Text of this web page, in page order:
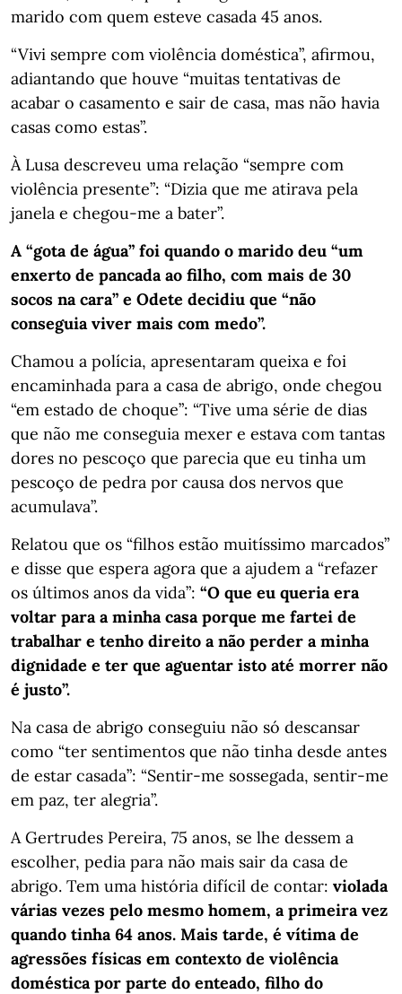
marido com quem esteve casada 45 anos.
“Vivi sempre com violência doméstica”, afirmou,
adiantando que houve “muitas tentativas de
acabar o casamento e sair de casa, mas não havia
casas como estas”.
À Lusa descreveu uma relação “sempre com
violência presente”: “Dizia que me atirava pela
janela e chegou-me a bater”.
A “gota de água” foi quando o marido deu “um
enxerto de pancada ao filho, com mais de 30
socos na cara” e Odete decidiu que “não
conseguia viver mais com medo”.
Chamou a polícia, apresentaram queixa e foi
encaminhada para a casa de abrigo, onde chegou
“em estado de choque”: “Tive uma série de dias
que não me conseguia mexer e estava com tantas
dores no pescoço que parecia que eu tinha um
pescoço de pedra por causa dos nervos que
acumulava”.
Relatou que os “filhos estão muitíssimo marcados”
e disse que espera agora que a ajudem a “refazer
os últimos anos da vida”: “O que eu queria era
voltar para a minha casa porque me fartei de
trabalhar e tenho direito a não perder a minha
dignidade e ter que aguentar isto até morrer não
é justo”.
Na casa de abrigo conseguiu não só descansar
como “ter sentimentos que não tinha desde antes
de estar casada”: “Sentir-me sossegada, sentir-me
em paz, ter alegria”.
A Gertrudes Pereira, 75 anos, se lhe dessem a
escolher, pedia para não mais sair da casa de
abrigo. Tem uma história difícil de contar: violada
várias vezes pelo mesmo homem, a primeira vez
quando tinha 64 anos. Mais tarde, é vítima de
agressões físicas em contexto de violência
doméstica por parte do enteado, filho do